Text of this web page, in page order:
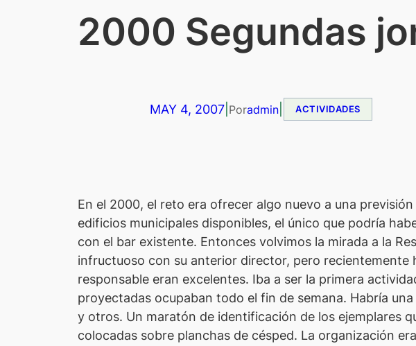
2000 Segundas
MAY 4, 2007 Poradmin ACTIVIDADES
En el 2000, el reto era ofrecer algo nuevo a una
edificios municipales disponibles, el único que podría
con el bar existente. Entonces volvimos la mirada a la
infructuoso con su anterior director, pero recientemente
responsable eran excelentes. Iba a ser la primera
proyectadas ocupaban todo el fin de semana. Habría
y otros. Un maratón de identificación de los ejemplares
colocadas sobre planchas de césped. La organización